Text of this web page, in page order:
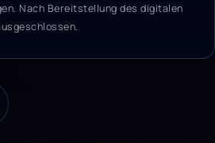
Nach Bereitstellung des digitalen